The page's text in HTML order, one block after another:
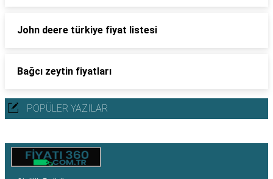
John deere türkiye fiyat listesi
Bağcı zeytin fiyatları
POPÜLER YAZILAR